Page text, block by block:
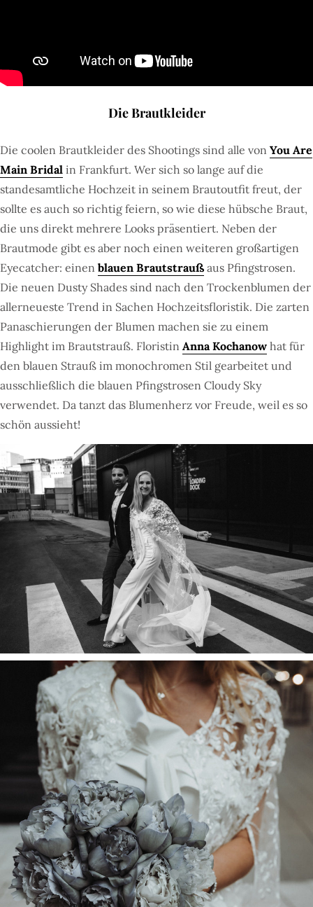
Die Brautkleider
Die coolen Brautkleider des Shootings sind alle von You Are
Main Bridal in Frankfurt. Wer sich so lange auf die
standesamtliche Hochzeit in seinem Brautoutfit freut, der
sollte es auch so richtig feiern, so wie diese hübsche Braut,
die uns direkt mehrere Looks präsentiert. Neben der
Brautmode gibt es aber noch einen weiteren großartigen
Eyecatcher: einen blauen Brautstrauß aus Pfingstrosen.
Die neuen Dusty Shades sind nach den Trockenblumen der
allerneueste Trend in Sachen Hochzeitsfloristik. Die zarten
Panaschierungen der Blumen machen sie zu einem
Highlight im Brautstrauß. Floristin Anna Kochanow hat für
den blauen Strauß im monochromen Stil gearbeitet und
ausschließlich die blauen Pfingstrosen Cloudy Sky
verwendet. Da tanzt das Blumenherz vor Freude, weil es so
schön aussieht!